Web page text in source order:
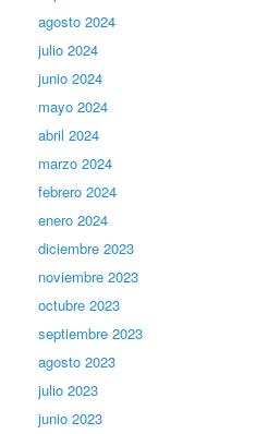
agosto 2024
julio 2024
junio 2024
mayo 2024
abril 2024
marzo 2024
febrero 2024
enero 2024
diciembre 2023
noviembre 2023
octubre 2023
septiembre 2023
agosto 2023
julio 2023
junio 2023